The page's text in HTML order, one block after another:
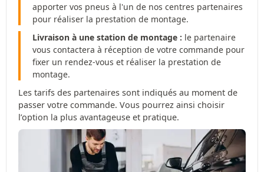
apporter vos pneus à l'un de nos centres partenaires
pour réaliser la prestation de montage.
Livraison à une station de montage : le partenaire
vous contactera à réception de votre commande pour
fixer un rendez-vous et réaliser la prestation de
montage.
Les tarifs des partenaires sont indiqués au moment de
passer votre commande. Vous pourrez ainsi choisir
l’option la plus avantageuse et pratique.